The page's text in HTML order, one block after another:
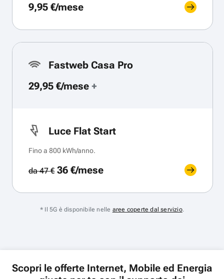
9,95 €/mese
Fastweb Casa Pro
29,95 €/mese +
Luce Flat Start
Fino a 800 kWh/anno.
da 47 €36 €/mese
* Il 5G è disponibile nelle aree coperte dal servizio.
Scopri le offerte Internet, Mobile ed Energia